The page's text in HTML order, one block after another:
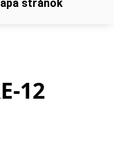
stránok
12